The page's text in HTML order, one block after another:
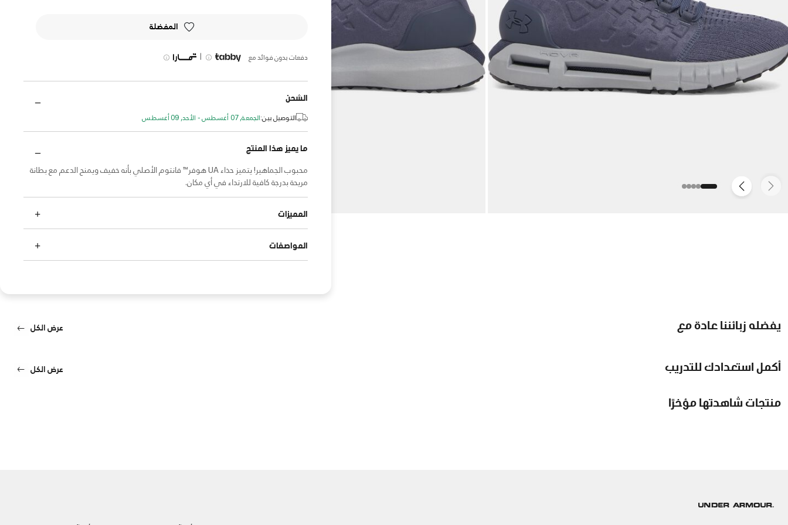
المفضلة
دفعات بدون فوائد مع |
الشحن
التوصيل بين:الجمعة, 07 أغسطس - الأحد, 09 أغسطس
ما يميز هذا المنتج
محبوب الجماهير! يتميز حذاء UA هوفر™ فانتوم الأصلي بأنه خفيف ويمنح الدعم مع بطانة
مريحة بدرجة كافية للارتداء في أي مكان.
المميزات
المواصفات
يفضله زبائننا عادة مع عرض الكل
أكمل استعدادك للتدريب عرض الكل
منتجات شاهدتها مؤخرًا